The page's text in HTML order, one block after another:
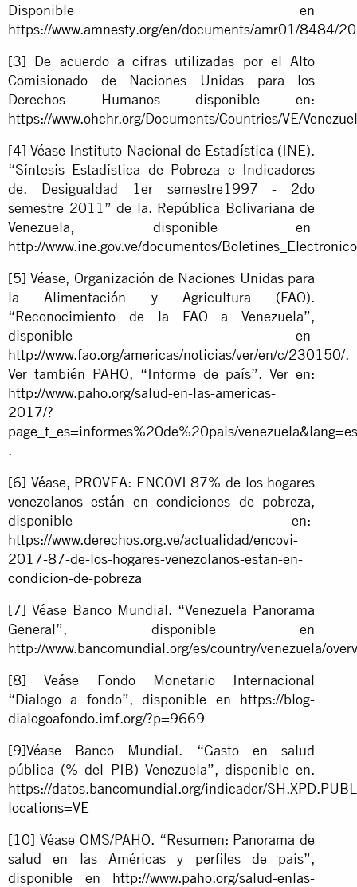
Disponible en
https://www.amnesty.org/en/documents/amr01/8484/
[3] De acuerdo a cifras utilizadas por el Alto
Comisionado de Naciones Unidas para los
Derechos Humanos disponible en:
https://www.ohchr.org/Documents/Countries/VE/
[4] Véase Instituto Nacional de Estadística (INE).
“Síntesis Estadística de Pobreza e Indicadores
de. Desigualdad 1er semestre1997 - 2do
semestre 2011” de la. República Bolivariana de
Venezuela, disponible en
http://www.ine.gov.ve/documentos/
[5] Véase, Organización de Naciones Unidas para
la Alimentación y Agricultura (FAO).
“Reconocimiento de la FAO a Venezuela”,
disponible en
http://www.fao.org/americas/noticias/ver/en/c/230150/.
Ver también PAHO, “Informe de país”. Ver en:
http://www.paho.org/salud-en-las-americas-
2017/?
page_t_es=informes%20de%20pais/venezuela&lang=es
.
[6] Véase, PROVEA: ENCOVI 87% de los hogares
venezolanos están en condiciones de pobreza,
disponible en:
https://www.derechos.org.ve/actualidad/encovi-
2017-87-de-los-hogares-venezolanos-estan-en-
condicion-de-pobreza
[7] Véase Banco Mundial. “Venezuela Panorama
General”, disponible en
http://www.bancomundial.org/es/country/venezuela/
[8] Veáse Fondo Monetario Internacional
“Dialogo a fondo”, disponible en https://blog-
dialogoafondo.imf.org/?p=9669
[9]Véase Banco Mundial. “Gasto en salud
pública (% del PIB) Venezuela”, disponible en.
https://datos.bancomundial.org/indicador/
locations=VE
[10] Véase OMS/PAHO. “Resumen: Panorama de
salud en las Américas y perfiles de país”,
disponible en http://www.paho.org/salud-enlas-